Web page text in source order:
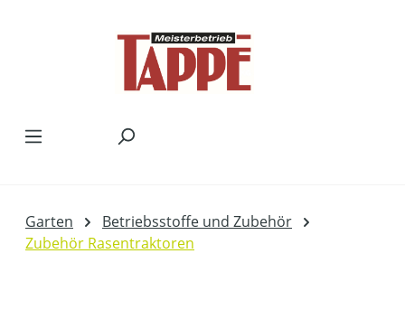
Garten
Betriebsstoffe und Zubehör
Zubehör Rasentraktoren